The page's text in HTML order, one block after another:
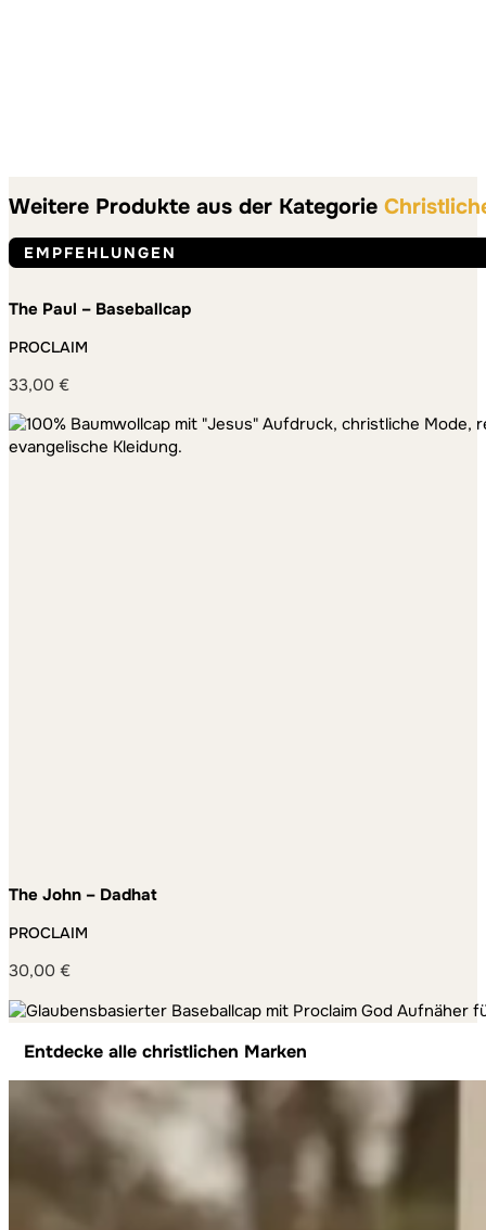
Weitere Produkte aus der Kategorie
EMPFEHLUNGEN
The Paul – Baseballcap
PROCLAIM
33,00 €
The John – Dadhat
PROCLAIM
30,00 €
Entdecke alle christlichen Marken